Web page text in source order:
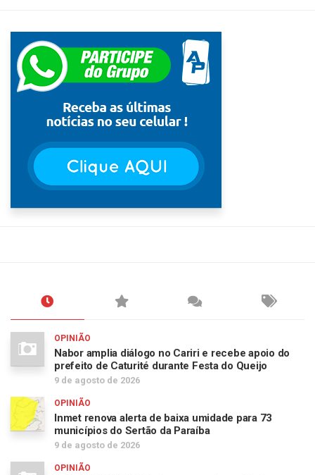
OPINIÃO
Nabor amplia diálogo no Cariri e recebe apoio do
prefeito de Caturité durante Festa do Queijo
9 de agosto de 2026
OPINIÃO
Inmet renova alerta de baixa umidade para 73
municípios do Sertão da Paraíba
9 de agosto de 2026
OPINIÃO